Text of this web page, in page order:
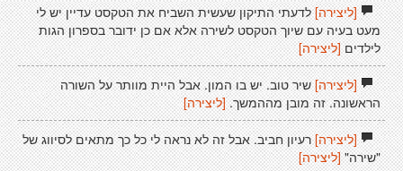
[ליצירה]לדעתי התיקון שעשית השביח את הטקסט עדיין יש לי
מעט בעיה עם שיוך הטקסט לשירה אלא אם כן ידובר בספרון הגות
לילדים [ליצירה]
[ליצירה]שיר טוב. יש בו המון. אבל היית מוותר על השורה
הראשונה. זה מובן מההמשך. [ליצירה]
[ליצירה]רעיון חביב. אבל זה לא נראה לי כל כך מתאים לסיווג של
"שירה" [ליצירה]